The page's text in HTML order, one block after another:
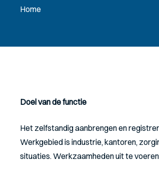
Home
Doel van de functie
Het zelfstandig aanbrengen en
Werkgebied is industrie, kantoren,
situaties. Werkzaamheden uit te